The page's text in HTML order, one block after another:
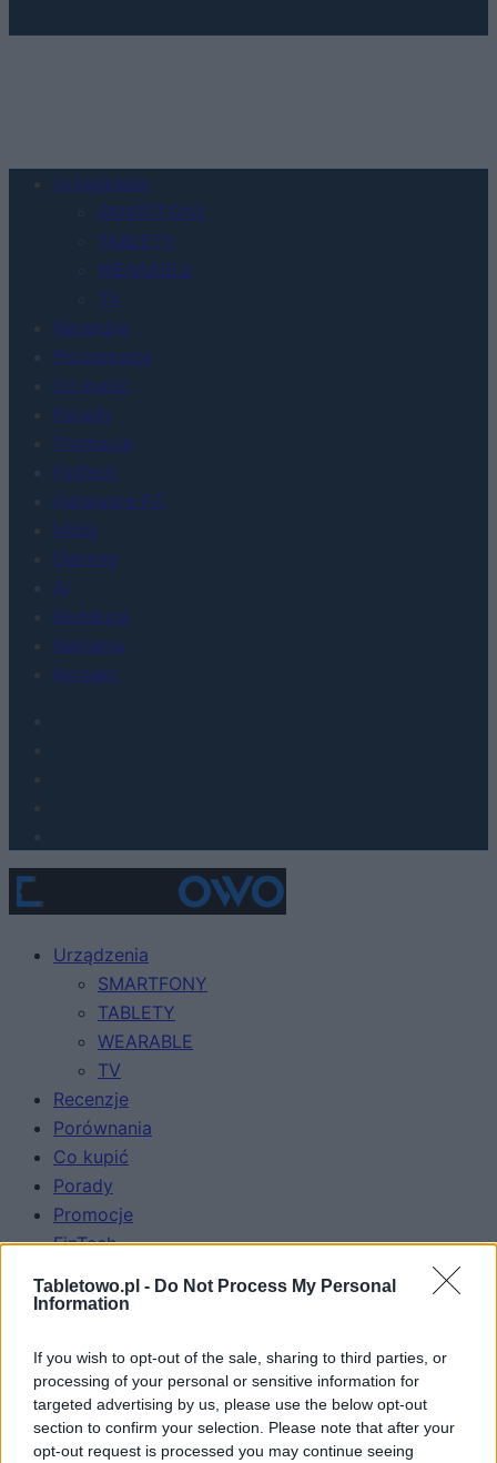
Tabletowo.pl - Do Not Process My Personal
Information
If you wish to opt-out of the sale, sharing to third parties, or
processing of your personal or sensitive information for
targeted advertising by us, please use the below opt-out
section to confirm your selection. Please note that after your
opt-out request is processed you may continue seeing
Urządzenia
SMARTFONY
TABLETY
WEARABLE
TV
Recenzje
Porównania
Co kupić
Porady
Promocje
FinTech
Hardware PC
Moto
Gaming
AI
Redakcja
Reklama
Kontakt
Urządzenia
SMARTFONY
TABLETY
WEARABLE
TV
Recenzje
Porównania
Co kupić
Porady
Promocje
FinTech
Moto
AI
Redakcja
Reklama
Kontakt